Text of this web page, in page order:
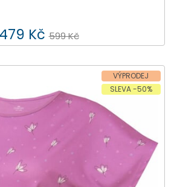
479 Kč 599 Kč
VÝPRODEJ
SLEVA -50%